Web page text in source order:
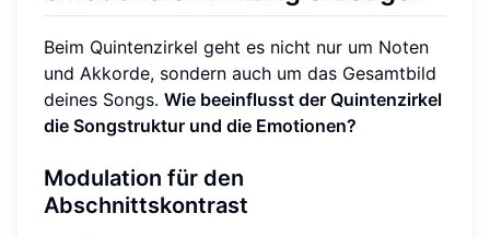
Beim Quintenzirkel geht es nicht nur um Noten
und Akkorde, sondern auch um das Gesamtbild
deines Songs. Wie beeinflusst der Quintenzirkel
die Songstruktur und die Emotionen?
Modulation für den
Abschnittskontrast